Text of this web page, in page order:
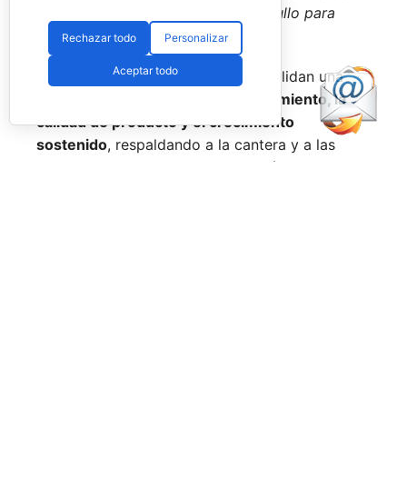
en su pala oficial es motivo de orgullo para
todo el equipo».
Con esta firma, la FEP y Siux consolidan una
alto rendimiento, la
calidad de producto y el crecimiento
sostenido, respaldando a la cantera y a las
competiciones nacionales en una época donde
Rechazar todo Personalizar
Aceptar todo